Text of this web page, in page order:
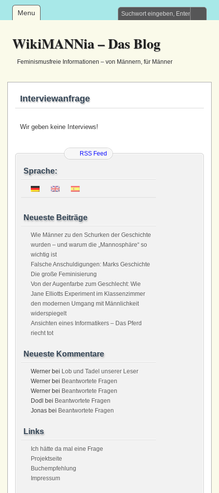
Menu
WikiMANNia – Das Blog
Feminismusfreie Informationen – von Männern, für Männer
Interviewanfrage
Wir geben keine Interviews!
RSS Feed
Sprache:
Neueste Beiträge
Wie Männer zu den Schurken der Geschichte
wurden – und warum die „Mannosphäre“ so
wichtig ist
Falsche Anschuldigungen: Marks Geschichte
Die große Feminisierung
Von der Augenfarbe zum Geschlecht: Wie
Jane Elliotts Experiment im Klassenzimmer
den modernen Umgang mit Männlichkeit
widerspiegelt
Ansichten eines Informatikers – Das Pferd
riecht tot
Neueste Kommentare
Werner bei Lob und Tadel unserer Leser
Werner bei Beantwortete Fragen
Werner bei Beantwortete Fragen
Dodl
bei Beantwortete Fragen
Jonas bei Beantwortete Fragen
Links
Ich hätte da mal eine Frage
Projektseite
Buchempfehlung
Impressum